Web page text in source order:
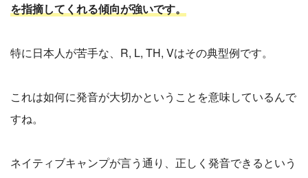
を指摘してくれる傾向が強いです。
特に日本人が苦手な、R, L, TH, Vはその典型例です。
これは如何に発音が大切かということを意味しているんで
すね。
ネイティブキャンプが言う通り、正しく発音できるという